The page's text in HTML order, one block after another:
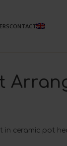
CONTACT
in ceramic pot